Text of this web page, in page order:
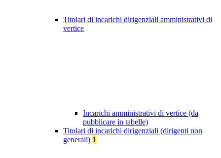
Titolari di incarichi dirigenziali amministrativi di
vertice
Incarichi amministrativi di vertice (da
pubblicare in tabelle)
Titolari di incarichi dirigenziali (dirigenti non
generali) 1